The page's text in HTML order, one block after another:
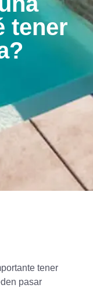
tener
tener
pasar